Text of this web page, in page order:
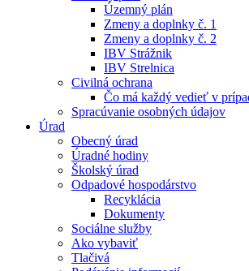
Územný plán
Zmeny a doplnky č. 1
Zmeny a doplnky č. 2
IBV Strážnik
IBV Strelnica
Civilná ochrana
Čo má každý vedieť v
Spracúvanie osobných údajov
Úrad
Obecný úrad
Úradné hodiny
Školský úrad
Odpadové hospodárstvo
Recyklácia
Dokumenty
Sociálne služby
Ako vybaviť
Tlačivá